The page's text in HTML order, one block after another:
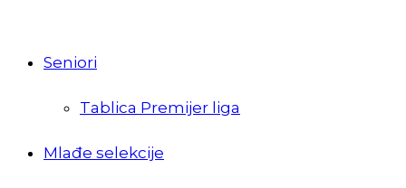
Seniori
Tablica Premijer liga
Mlađe selekcije